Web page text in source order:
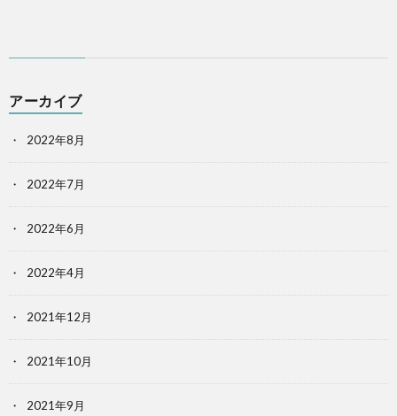
アーカイブ
2022年8月
2022年7月
2022年6月
2022年4月
2021年12月
2021年10月
2021年9月